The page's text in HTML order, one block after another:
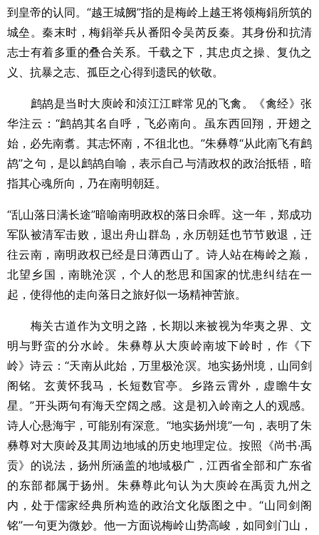
到皇帝的认同。“越王城阙”指的是梅岭上越王将领梅鋗所筑的
城垒。秦末时，梅鋗举兵从番阳令吴芮反秦。其身份和抗清
志士有着多重的叠合关系。千载之下，其忠贞之操、复仇之
义、抗暴之志、孤臣之心得到遗民的钦敬。
鹧鸪是当时大庾岭和浈江江畔常见的飞禽。《禽经》张
华注云：“鹧鸪其名自呼，飞必南向。虽东西回翔，开翅之
始，必先南翥。其志怀南，不徂北也。”朱彝尊“从此南飞有鹧
鸪”之句，是以鹧鸪自喻，表示自己与清政权的政治抵牾，暗
指其心魂所向，乃在南明朝廷。
“乱山落日满长途”暗喻南明政权的落日余晖。这一年，郑成功
军队被清军击败，退出舟山群岛，永历朝廷也节节败退，迁
往云南，南明政权已经是日薄西山了。诗人站在梅岭之巅，
北望乡国，南眺沧溟，个人的愁思和国家的忧患纠结在一
起，使得他的走向落日之旅好似一场精神苦旅。
梅关古道作为文明之路，长期以来被视为华夷之界、文
明与野蛮的分水岭。朱彝尊从大庾岭南坡下岭时，作《下
岭》诗云：“天南从此始，万里极沧溟。地实扬州境，山同剑
阁铭。玄黄怀我马，长短数官亭。乡路云霄外，虚瞻牛女
星。”开头两句有海天空阔之感。这是初入岭南之人的观感。
诗人心悬海宇，可能别有深意。“地实扬州境”一句，表明了朱
彝尊对大庾岭及其周边地域的历史地理定位。按照《尚书·禹
贡》的说法，扬州所涵盖的地域极广，江西省全部和广东省
的东部都属于扬州。朱彝尊此句认为大庾岭在禹贡九州之
内，处于儒家经典所构造的政治文化版图之中。“山同剑阁
铭”一句更为微妙。他一方面说梅岭山势高峻，如同剑门山，